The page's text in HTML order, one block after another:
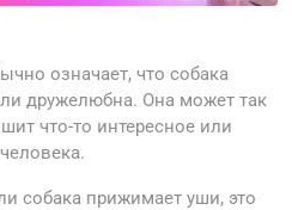
означает, что собака
дружелюбна. Она может так
что-то интересное или
собака прижимает уши, это